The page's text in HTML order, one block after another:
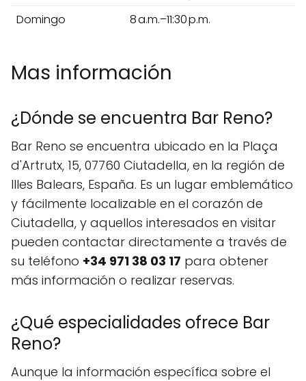
Domingo
8 a.m.–11:30 p.m.
Mas información
¿Dónde se encuentra Bar Reno?
Bar Reno se encuentra ubicado en la Plaça
d'Artrutx, 15, 07760 Ciutadella, en la región de
Illes Balears, España. Es un lugar emblemático
y fácilmente localizable en el corazón de
Ciutadella, y aquellos interesados en visitar
pueden contactar directamente a través de
su teléfono +34 971 38 03 17 para obtener
más información o realizar reservas.
¿Qué especialidades ofrece Bar
Reno?
Aunque la información específica sobre el